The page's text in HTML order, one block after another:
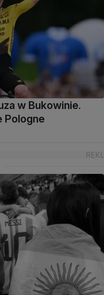
w Bukowinie.
Pologne